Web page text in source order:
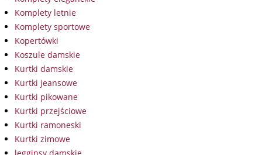
Komplety letnie
Komplety sportowe
Kopertówki
Koszule damskie
Kurtki damskie
Kurtki jeansowe
Kurtki pikowane
Kurtki przejściowe
Kurtki ramoneski
Kurtki zimowe